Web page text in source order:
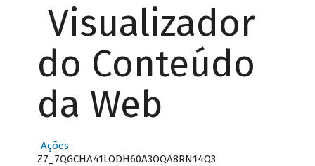
Visualizador
do Conteúdo
da Web
Ações
Z7_7QGCHA41LODH60A3OQA8RN14Q3